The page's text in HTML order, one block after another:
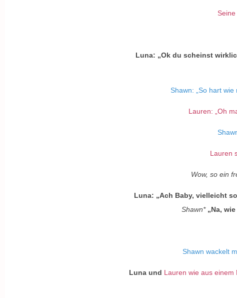
Seine
Luna: „Ok du scheinst
Shawn: „So hart
Lauren: „Oh
Lauren
Wow, so ein
Luna: „Ach Baby, vielleicht
Shawn* „Na,
Shawn wackelt
Luna und Lauren wie aus einem